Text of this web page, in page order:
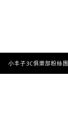
小丰子3C俱樂部粉絲團